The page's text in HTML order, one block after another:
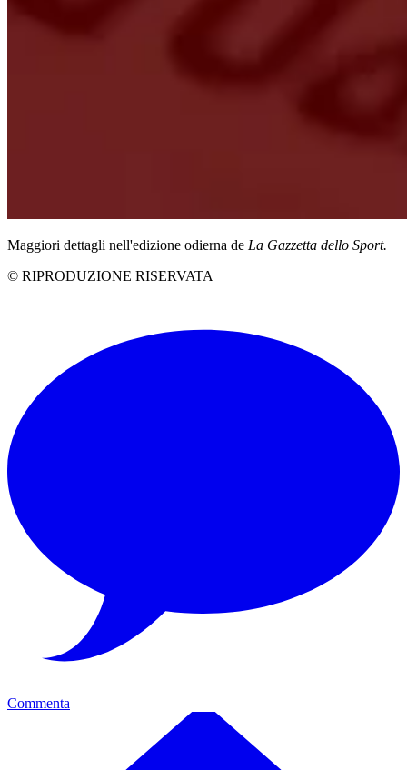
Maggiori dettagli nell'edizione odierna de La Gazzetta dello Sport.
© RIPRODUZIONE RISERVATA
Commenta